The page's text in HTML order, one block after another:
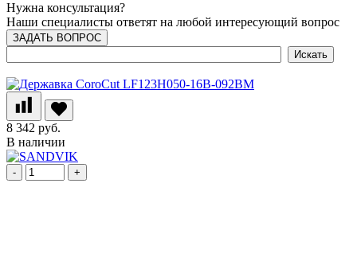
Нужна консультация?
Наши специалисты ответят на любой интересующий вопрос
ЗАДАТЬ ВОПРОС
8 342 руб.
В наличии
- +